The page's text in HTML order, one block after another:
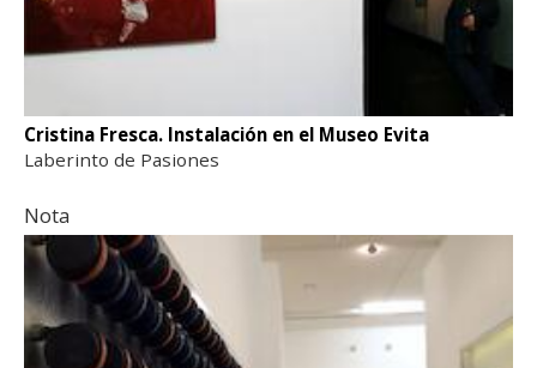
Cristina Fresca. Instalación en el Museo Evita
Laberinto de Pasiones
Nota